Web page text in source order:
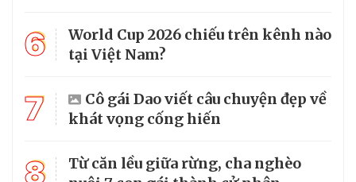
6
World Cup 2026 chiếu trên kênh nào
tại Việt Nam?
7
Cô gái Dao viết câu chuyện đẹp về
khát vọng cống hiến
8
Từ căn lều giữa rừng, cha nghèo